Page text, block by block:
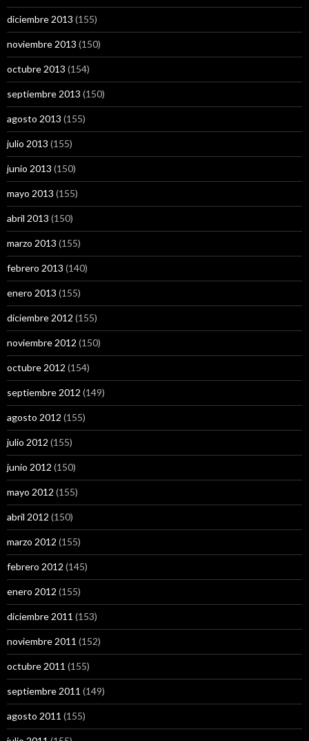
diciembre 2013 (155)
noviembre 2013 (150)
octubre 2013 (154)
septiembre 2013 (150)
agosto 2013 (155)
julio 2013 (155)
junio 2013 (150)
mayo 2013 (155)
abril 2013 (150)
marzo 2013 (155)
febrero 2013 (140)
enero 2013 (155)
diciembre 2012 (155)
noviembre 2012 (150)
octubre 2012 (154)
septiembre 2012 (149)
agosto 2012 (155)
julio 2012 (155)
junio 2012 (150)
mayo 2012 (155)
abril 2012 (150)
marzo 2012 (155)
febrero 2012 (145)
enero 2012 (155)
diciembre 2011 (153)
noviembre 2011 (152)
octubre 2011 (155)
septiembre 2011 (149)
agosto 2011 (155)